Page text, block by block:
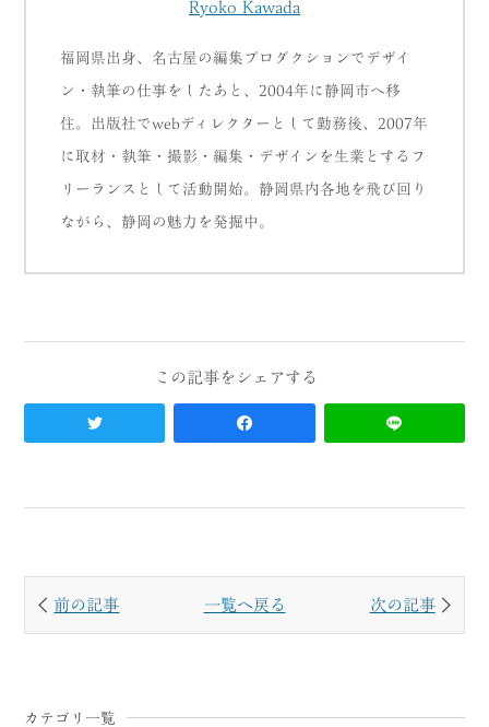
Ryoko Kawada
福岡県出身、名古屋の編集プロダクションでデザイ
ン・執筆の仕事をしたあと、2004年に静岡市へ移
住。出版社でwebディレクターとして勤務後、2007年
に取材・執筆・撮影・編集・デザインを生業とするフ
リーランスとして活動開始。静岡県内各地を飛び回り
ながら、静岡の魅力を発掘中。
前の記事 一覧へ戻る 次の記事
カテゴリ一覧